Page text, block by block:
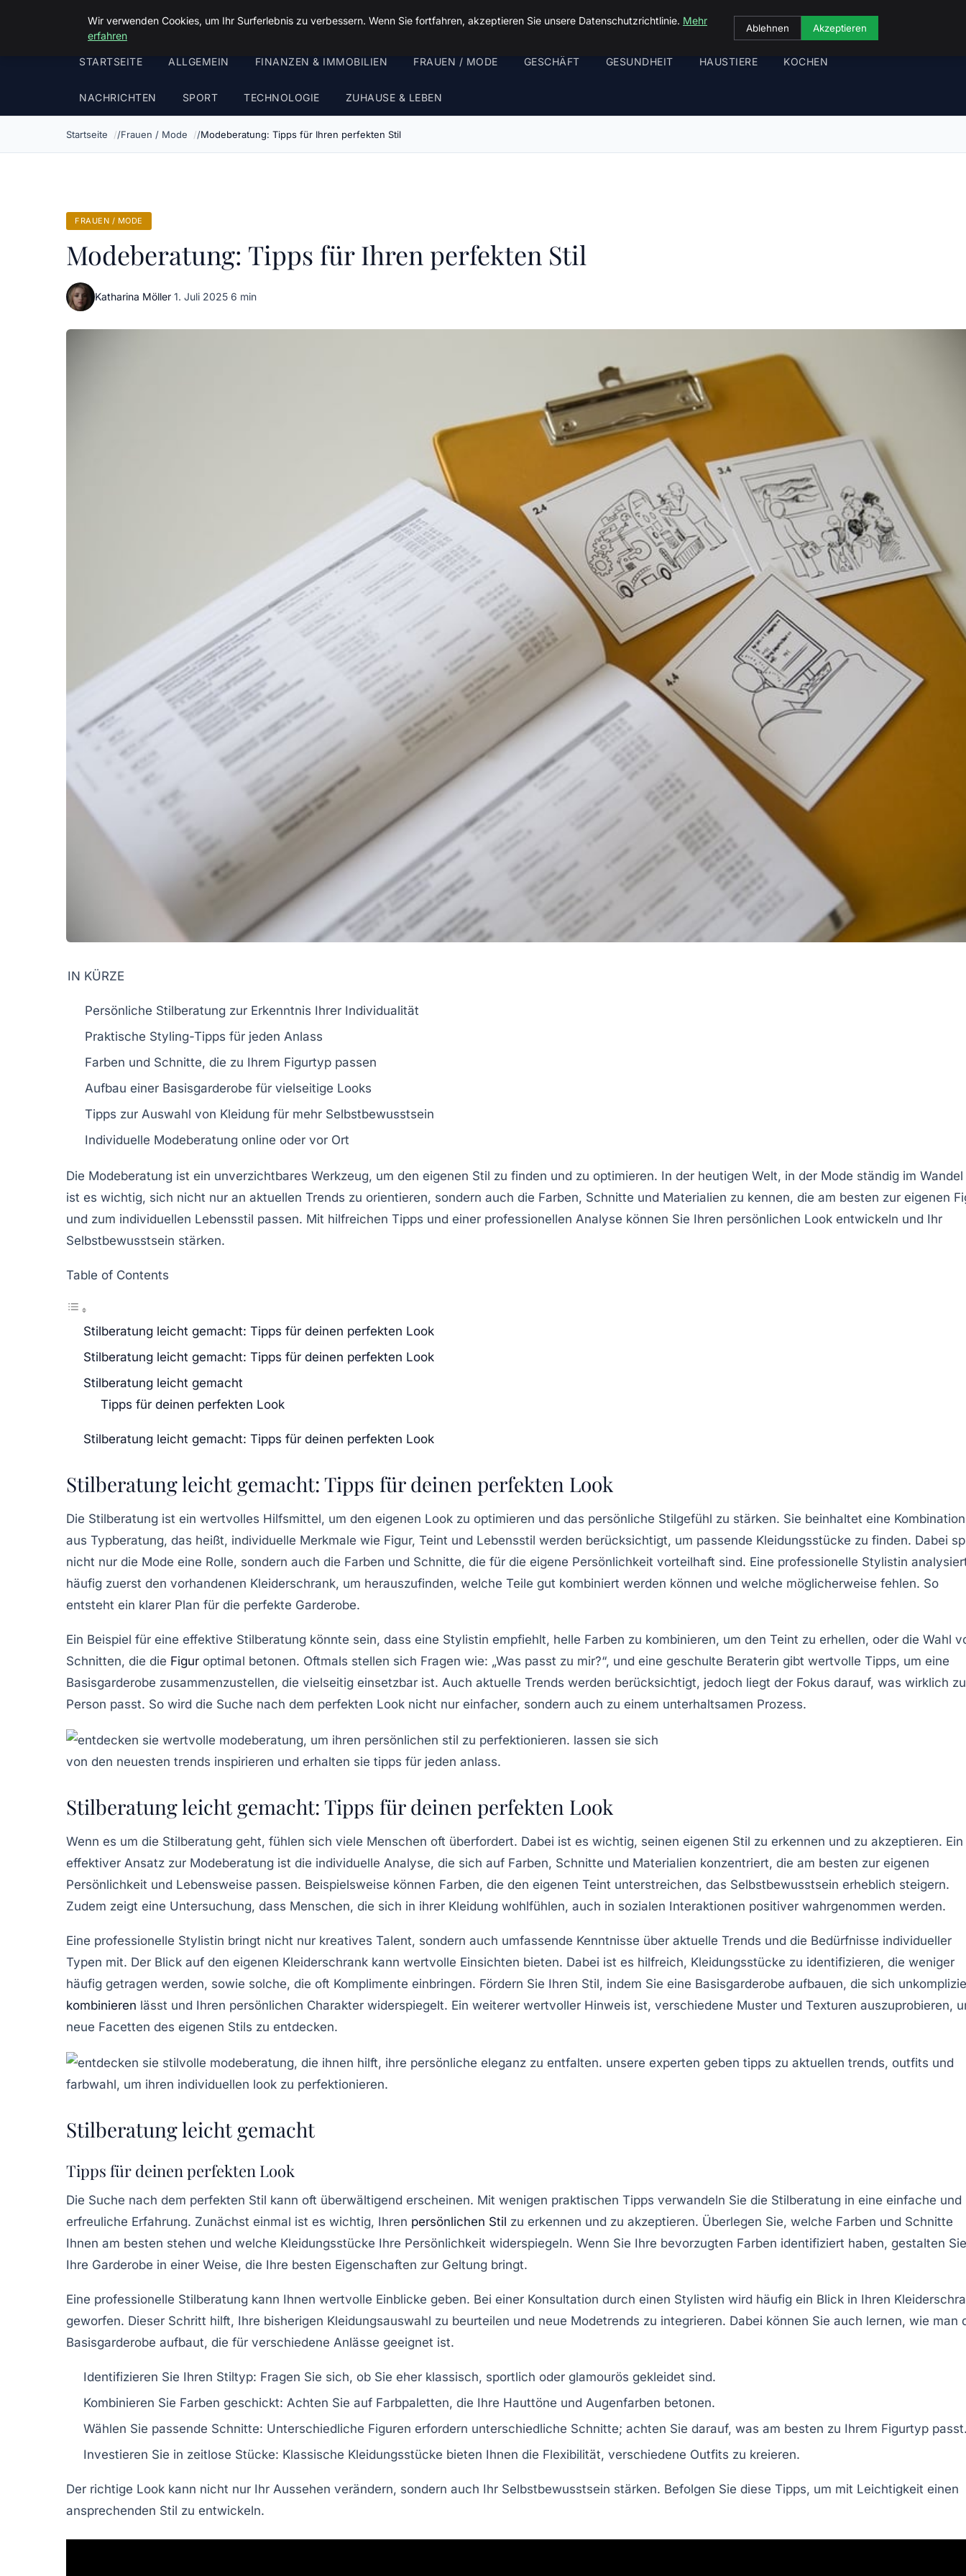
Malzminden
STARTSEITE ALLGEMEIN FINANZEN & IMMOBILIEN FRAUEN / MODE GESCHÄFT GESUNDHEIT HAUSTIERE KOCHEN
NACHRICHTEN SPORT TECHNOLOGIE ZUHAUSE & LEBEN
Startseite Frauen / Mode Modeberatung: Tipps für Ihren perfekten Stil
FRAUEN / MODE
Modeberatung: Tipps für Ihren perfekten Stil
Katharina Möller·1. Juli 2025·6 min
IN KÜRZE
Persönliche Stilberatung zur Erkenntnis Ihrer Individualität
Praktische Styling-Tipps für jeden Anlass
Farben und Schnitte, die zu Ihrem Figurtyp passen
Aufbau einer Basisgarderobe für vielseitige Looks
Tipps zur Auswahl von Kleidung für mehr Selbstbewusstsein
Individuelle Modeberatung online oder vor Ort
Die Modeberatung ist ein unverzichtbares Werkzeug, um den eigenen Stil zu finden und zu optimieren. In der heutigen Welt, in der Mode ständig im
ist es wichtig, sich nicht nur an aktuellen Trends zu orientieren, sondern auch die Farben, Schnitte und Materialien zu kennen, die am besten zur eigenen
und zum individuellen Lebensstil passen. Mit hilfreichen Tipps und einer professionellen Analyse können Sie Ihren persönlichen Look entwickeln und Ihr
Selbstbewusstsein stärken.
Table of Contents
Stilberatung leicht gemacht: Tipps für deinen perfekten Look
Stilberatung leicht gemacht: Tipps für deinen perfekten Look
Stilberatung leicht gemacht
Tipps für deinen perfekten Look
Stilberatung leicht gemacht: Tipps für deinen perfekten Look
Stilberatung leicht gemacht: Tipps für deinen perfekten Look
Die Stilberatung ist ein wertvolles Hilfsmittel, um den eigenen Look zu optimieren und das persönliche Stilgefühl zu stärken. Sie beinhaltet eine Kombination
aus Typberatung, das heißt, individuelle Merkmale wie Figur, Teint und Lebensstil werden berücksichtigt, um passende Kleidungsstücke zu finden. Dabei
nicht nur die Mode eine Rolle, sondern auch die Farben und Schnitte, die für die eigene Persönlichkeit vorteilhaft sind. Eine professionelle Stylistin
häufig zuerst den vorhandenen Kleiderschrank, um herauszufinden, welche Teile gut kombiniert werden können und welche möglicherweise fehlen. So
entsteht ein klarer Plan für die perfekte Garderobe.
Ein Beispiel für eine effektive Stilberatung könnte sein, dass eine Stylistin empfiehlt, helle Farben zu kombinieren, um den Teint zu erhellen, oder die Wahl
Schnitten, die die Figur optimal betonen. Oftmals stellen sich Fragen wie: „Was passt zu mir?“, und eine geschulte Beraterin gibt wertvolle Tipps, um eine
Basisgarderobe zusammenzustellen, die vielseitig einsetzbar ist. Auch aktuelle Trends werden berücksichtigt, jedoch liegt der Fokus darauf, was wirklich
Person passt. So wird die Suche nach dem perfekten Look nicht nur einfacher, sondern auch zu einem unterhaltsamen Prozess.
Stilberatung leicht gemacht: Tipps für deinen perfekten Look
Wenn es um die Stilberatung geht, fühlen sich viele Menschen oft überfordert. Dabei ist es wichtig, seinen eigenen Stil zu erkennen und zu akzeptieren. Ein
effektiver Ansatz zur Modeberatung ist die individuelle Analyse, die sich auf Farben, Schnitte und Materialien konzentriert, die am besten zur eigenen
Persönlichkeit und Lebensweise passen. Beispielsweise können Farben, die den eigenen Teint unterstreichen, das Selbstbewusstsein erheblich steigern.
Zudem zeigt eine Untersuchung, dass Menschen, die sich in ihrer Kleidung wohlfühlen, auch in sozialen Interaktionen positiver wahrgenommen werden.
Eine professionelle Stylistin bringt nicht nur kreatives Talent, sondern auch umfassende Kenntnisse über aktuelle Trends und die Bedürfnisse individueller
Typen mit. Der Blick auf den eigenen Kleiderschrank kann wertvolle Einsichten bieten. Dabei ist es hilfreich, Kleidungsstücke zu identifizieren, die weniger
häufig getragen werden, sowie solche, die oft Komplimente einbringen. Fördern Sie Ihren Stil, indem Sie eine Basisgarderobe aufbauen, die sich
kombinieren lässt und Ihren persönlichen Charakter widerspiegelt. Ein weiterer wertvoller Hinweis ist, verschiedene Muster und Texturen auszuprobieren,
neue Facetten des eigenen Stils zu entdecken.
Stilberatung leicht gemacht
Tipps für deinen perfekten Look
Die Suche nach dem perfekten Stil kann oft überwältigend erscheinen. Mit wenigen praktischen Tipps verwandeln Sie die Stilberatung in eine einfache und
erfreuliche Erfahrung. Zunächst einmal ist es wichtig, Ihren persönlichen Stil zu erkennen und zu akzeptieren. Überlegen Sie, welche Farben und Schnitte
Ihnen am besten stehen und welche Kleidungsstücke Ihre Persönlichkeit widerspiegeln. Wenn Sie Ihre bevorzugten Farben identifiziert haben, gestalten Sie
Ihre Garderobe in einer Weise, die Ihre besten Eigenschaften zur Geltung bringt.
Eine professionelle Stilberatung kann Ihnen wertvolle Einblicke geben. Bei einer Konsultation durch einen Stylisten wird häufig ein Blick in Ihren
geworfen. Dieser Schritt hilft, Ihre bisherigen Kleidungsauswahl zu beurteilen und neue Modetrends zu integrieren. Dabei können Sie auch lernen, wie man
Basisgarderobe aufbaut, die für verschiedene Anlässe geeignet ist.
Identifizieren Sie Ihren Stiltyp: Fragen Sie sich, ob Sie eher klassisch, sportlich oder glamourös gekleidet sind.
Kombinieren Sie Farben geschickt: Achten Sie auf Farbpaletten, die Ihre Hauttöne und Augenfarben betonen.
Wählen Sie passende Schnitte: Unterschiedliche Figuren erfordern unterschiedliche Schnitte; achten Sie darauf, was am besten zu Ihrem Figurtyp
Investieren Sie in zeitlose Stücke: Klassische Kleidungsstücke bieten Ihnen die Flexibilität, verschiedene Outfits zu kreieren.
Der richtige Look kann nicht nur Ihr Aussehen verändern, sondern auch Ihr Selbstbewusstsein stärken. Befolgen Sie diese Tipps, um mit Leichtigkeit einen
ansprechenden Stil zu entwickeln.
Wir verwenden Cookies, um Ihr Surferlebnis zu verbessern. Wenn Sie fortfahren, akzeptieren Sie unsere Datenschutzrichtlinie. Mehr
erfahren
Ablehnen Akzeptieren